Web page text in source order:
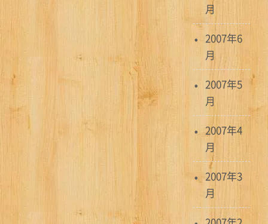
月
2007年6
月
2007年5
月
2007年4
月
2007年3
月